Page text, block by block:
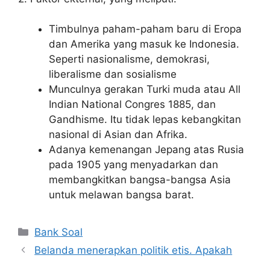
Timbulnya paham-paham baru di Eropa
dan Amerika yang masuk ke Indonesia.
Seperti nasionalisme, demokrasi,
liberalisme dan sosialisme
Munculnya gerakan Turki muda atau All
Indian National Congres 1885, dan
Gandhisme. Itu tidak lepas kebangkitan
nasional di Asian dan Afrika.
Adanya kemenangan Jepang atas Rusia
pada 1905 yang menyadarkan dan
membangkitkan bangsa-bangsa Asia
untuk melawan bangsa barat.
Categories
Bank Soal
Belanda menerapkan politik etis. Apakah